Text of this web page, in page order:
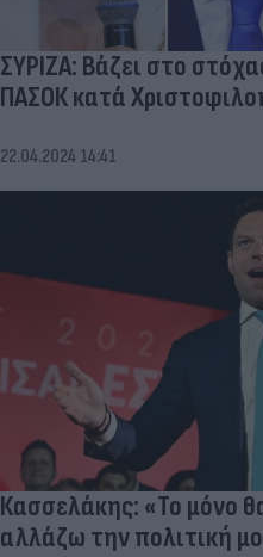
ΣΥΡΙΖΑ: Βάζει στο
ΠΑΣΟΚ κατά
22.04.2024 14:41
Κασσελάκης: «Το μόνο
αλλάζω την πολιτική